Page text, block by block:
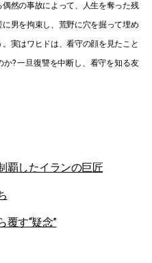
然の事故によって、人生を奪った残
男を拘束し、荒野に穴を掘って埋め
実はワヒドは、看守の顔を見たこと
? 一旦復讐を中断し、看守を知る友
覇したイランの巨匠
覆す“疑念”